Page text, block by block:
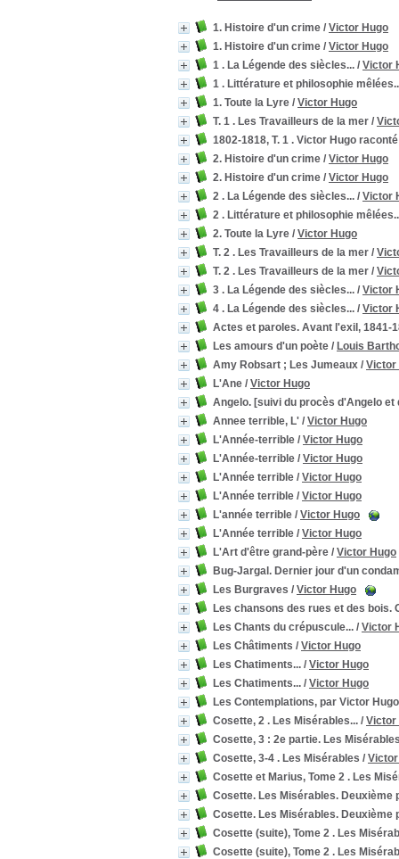
1. Histoire d'un crime / Victor Hugo
1. Histoire d'un crime / Victor Hugo
1 . La Légende des siècles... / Victor
1 . Littérature et philosophie
1. Toute la Lyre / Victor Hugo
T. 1 . Les Travailleurs de la mer /
1802-1818, T. 1 . Victor Hugo
2. Histoire d'un crime / Victor Hugo
2. Histoire d'un crime / Victor Hugo
2 . La Légende des siècles... / Victor
2 . Littérature et philosophie
2. Toute la Lyre / Victor Hugo
T. 2 . Les Travailleurs de la mer /
T. 2 . Les Travailleurs de la mer /
3 . La Légende des siècles... / Victor
4 . La Légende des siècles... / Victor
Actes et paroles. Avant l'exil, 1841-
Les amours d'un poète / Louis
Amy Robsart ; Les Jumeaux / Victor
L'Ane / Victor Hugo
Angelo. [suivi du procès d'Angelo et
Annee terrible, L' / Victor Hugo
L'Année-terrible / Victor Hugo
L'Année-terrible / Victor Hugo
L'Année terrible / Victor Hugo
L'Année terrible / Victor Hugo
L'année terrible / Victor Hugo
L'Année terrible / Victor Hugo
L'Art d'être grand-père / Victor Hugo
Bug-Jargal. Dernier jour d'un
Les Burgraves / Victor Hugo
Les chansons des rues et des bois.
Les Chants du crépuscule... / Victor
Les Châtiments / Victor Hugo
Les Chatiments... / Victor Hugo
Les Chatiments... / Victor Hugo
Les Contemplations, par Victor
Cosette, 2 . Les Misérables... / Victor
Cosette, 3 : 2e partie. Les
Cosette, 3-4 . Les Misérables /
Cosette et Marius, Tome 2 . Les
Cosette. Les Misérables. Deuxième
Cosette. Les Misérables. Deuxième
Cosette (suite), Tome 2 . Les
Cosette (suite), Tome 2 . Les